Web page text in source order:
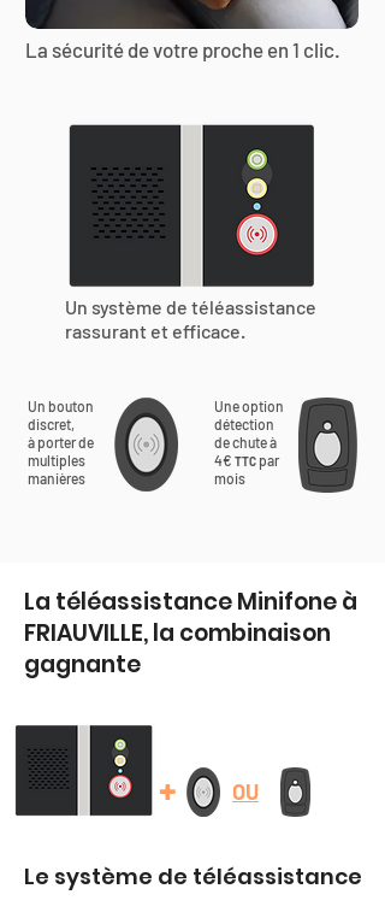
La sécurité de votre proche en 1 clic.
Un système de téléassistance
rassurant et efficace.
Un bouton
discret,
à porter de
multiples
manières
Une option
détection
de chute à
4€ TTC par
mois
La téléassistance Minifone à
FRIAUVILLE, la combinaison
gagnante
+ OU
Le système de téléassistance